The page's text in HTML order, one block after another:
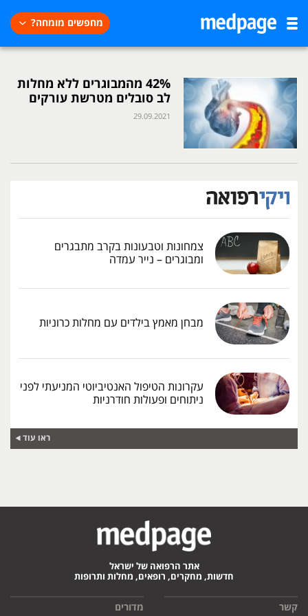
מחפשים מומחה?
42% מהמבוגרים ללא מחלות
לב סובלים מטרשת עורקים
29.09.2021
צמחונות וטבעונות בקרב מתבגרים
ומבוגרים – נייר עמדה
מבחן מאמץ בילדים עם מחלות כרוניות
עקרונות הטיפול האנטיביוטי המניעתי לפני
ניתוחים ופעולות חודרניות
ראו עוד
אתר הרפואה של ישראל
חדשות, מחקרים, רופאים, מחלות ותרופות
קשר מדורים